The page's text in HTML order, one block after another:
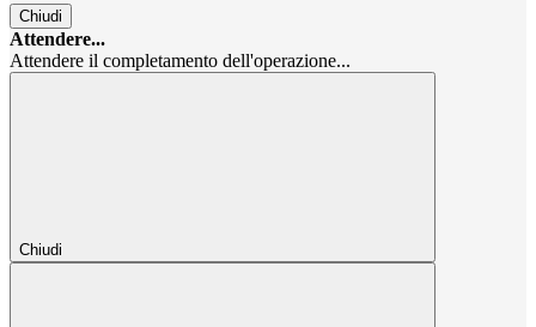
Chiudi
Attendere...
Attendere il completamento dell'operazione...
Chiudi